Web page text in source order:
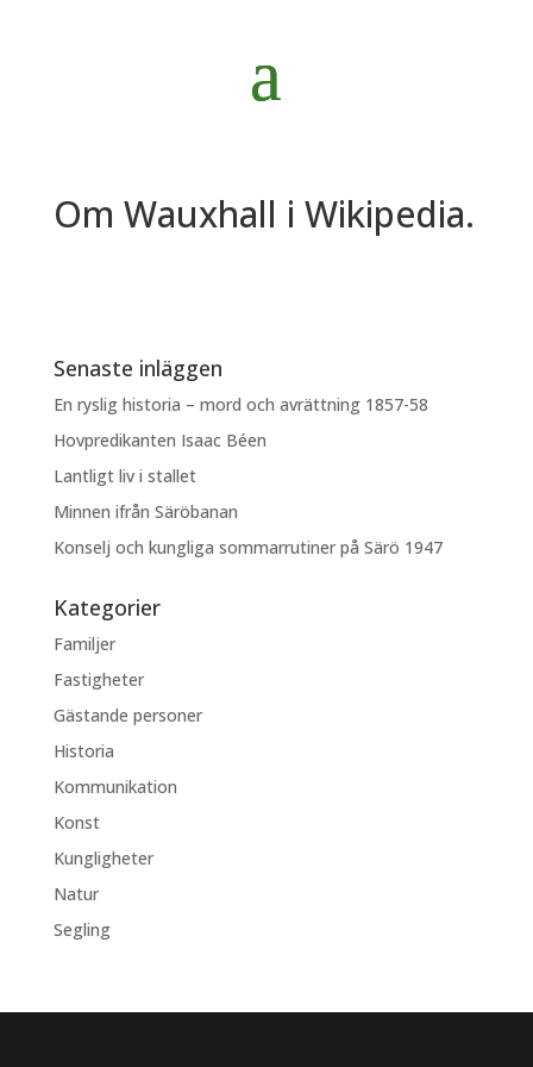
Om Wauxhall i Wikipedia.
Senaste inläggen
En ryslig historia – mord och avrättning 1857-58
Hovpredikanten Isaac Béen
Lantligt liv i stallet
Minnen ifrån Säröbanan
Konselj och kungliga sommarrutiner på Särö 1947
Kategorier
Familjer
Fastigheter
Gästande personer
Historia
Kommunikation
Konst
Kungligheter
Natur
Segling